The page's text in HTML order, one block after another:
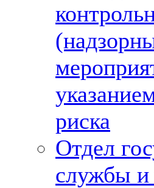
риска
Отдел
службы и